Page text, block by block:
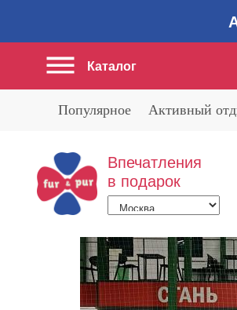
Каталог
Впечатления
в подарок
Популярное Активный